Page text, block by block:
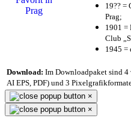
19?? =
Prag;
1901 =
Club
1945 =
Download: Im Downloadpaket sind 4
AI EPS, PDF) und 3
×
×